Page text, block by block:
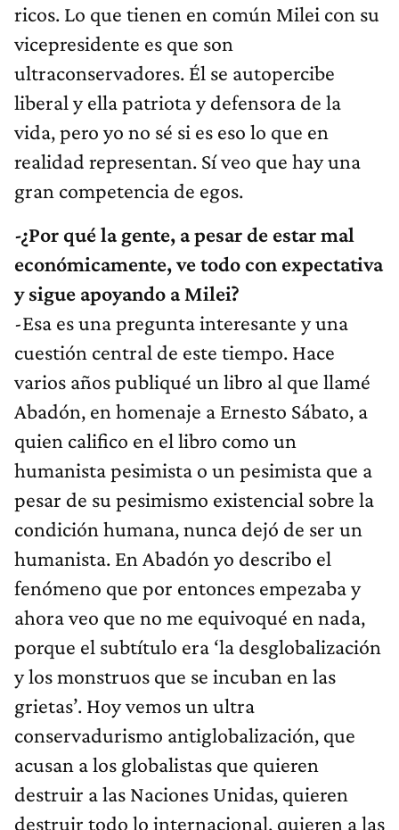
ricos. Lo que tienen en común Milei con su
vicepresidente es que son
ultraconservadores. Él se autopercibe
liberal y ella patriota y defensora de la
vida, pero yo no sé si es eso lo que en
realidad representan. Sí veo que hay una
gran competencia de egos.
-¿Por qué la gente, a pesar de estar mal
económicamente, ve todo con expectativa
y sigue apoyando a Milei?
-Esa es una pregunta interesante y una
cuestión central de este tiempo. Hace
varios años publiqué un libro al que llamé
Abadón, en homenaje a Ernesto Sábato, a
quien califico en el libro como un
humanista pesimista o un pesimista que a
pesar de su pesimismo existencial sobre la
condición humana, nunca dejó de ser un
humanista. En Abadón yo describo el
fenómeno que por entonces empezaba y
ahora veo que no me equivoqué en nada,
porque el subtítulo era ‘la desglobalización
y los monstruos que se incuban en las
grietas’. Hoy vemos un ultra
conservadurismo antiglobalización, que
acusan a los globalistas que quieren
destruir a las Naciones Unidas, quieren
destruir todo lo internacional, quieren a las